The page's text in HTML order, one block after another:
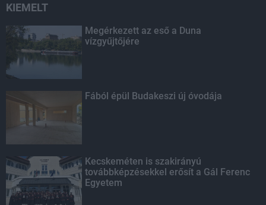
KIEMELT
Megérkezett az eső a Duna
vízgyűjtőjére
Fából épül Budakeszi új óvodája
Kecskeméten is szakirányú
továbbképzésekkel erősít a Gál Ferenc
Egyetem